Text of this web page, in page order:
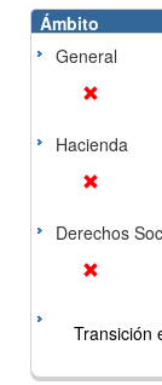
Ámbito
General
Hacienda
Derechos
Transición